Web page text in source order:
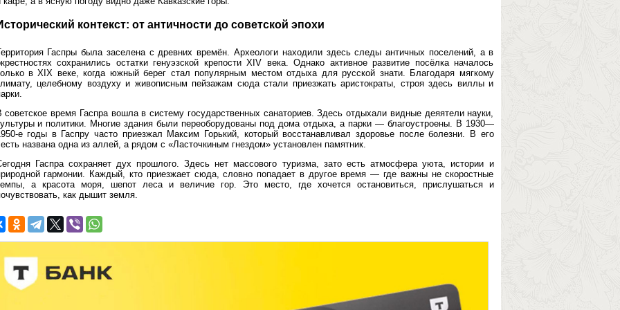
контекст: от античности до советской эпохи
Гаспры была заселена с древних времён. Археологи находили здесь следы античных поселений, а в
сохранились остатки генуэзской крепости XIV века. Однако активное развитие посёлка началось
в XIX веке, когда южный берег стал популярным местом отдыха для русской знати. Благодаря мягкому
целебному воздуху и живописным пейзажам сюда стали приезжать аристократы, строя здесь виллы и
советское время Гаспра вошла в систему государственных санаториев. Здесь отдыхали видные деяятели науки,
и политики. Многие здания были переоборудованы под дома отдыха, а парки — благоустроены. В 1930—
е годы в Гаспру часто приезжал Максим Горький, который восстанавливал здоровье после болезни. В его
названа одна из аллей, а рядом с «Ласточкиным гнездом» установлен памятник.
Гаспра сохраняет дух прошлого. Здесь нет массового туризма, зато есть атмосфера уюта, истории и
гармонии. Каждый, кто приезжает сюда, словно попадает в другое время — где важны не скоростные
а красота моря, шепот леса и величие гор. Это место, где хочется остановиться, прислушаться и
как дышит земля.